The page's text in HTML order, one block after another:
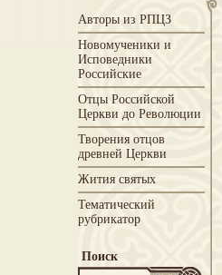
Авторы из РПЦЗ
Новомученики и
Исповедники
Российские
Отцы Российской
Церкви до Революции
Творения отцов
древней Церкви
Жития святых
Тематический
рубрикатор
Поиск